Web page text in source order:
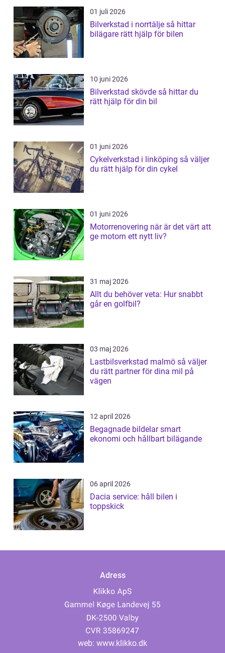
01 juli 2026
Bilverkstad i norrtälje så hittar
bilägare rätt hjälp för bilen
10 juni 2026
Bilverkstad skövde så hittar du
rätt hjälp för din bil
01 juni 2026
Cykelverkstad i linköping så väljer
du rätt hjälp för din cykel
01 juni 2026
Motorrenovering när är det värt att
ge motorn ett nytt liv?
31 maj 2026
Allt du behöver veta: Hur snabbt
går en golfbil?
03 maj 2026
Lastbilsverkstad malmö så väljer
du rätt partner för dina mil på
vägen
12 april 2026
Begagnade bildelar smart
ekonomi och hållbart bilägande
06 april 2026
Dacia service: håll bilen i
toppskick
Adress
web: www.klikko.dk